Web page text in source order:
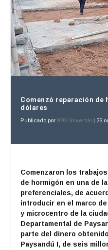
Comenzó reparación de
dólares
Publicado por 970 Universal 26
Comenzaron los
de hormigón en una de
preferenciales, de
introducir en el marco
y microcentro de la
Departamental de
parte del dinero
Paysandú I, de seis